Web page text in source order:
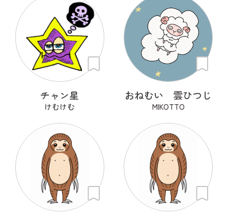
チャン星
けむけむ
おねむい 雲ひつじ
MIKOTTO